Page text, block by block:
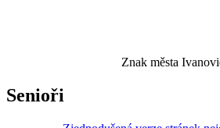
Znak města
Senioři